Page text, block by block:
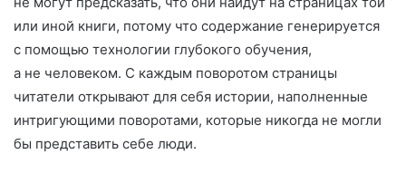
или иной книги, потому что содержание генерируется
с помощью технологии глубокого обучения,
а не человеком. С каждым поворотом страницы
читатели открывают для себя истории, наполненные
интригующими поворотами, которые никогда не могли
бы представить себе люди.